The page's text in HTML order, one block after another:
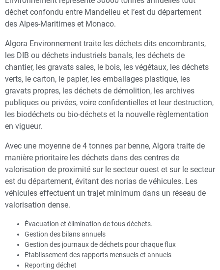
déchet confondu entre Mandelieu et l’est du département
des Alpes-Maritimes et Monaco.
Algora Environnement traite les déchets dits encombrants,
les DIB ou déchets industriels banals, les déchets de
chantier, les gravats sales, le bois, les végétaux, les déchets
verts, le carton, le papier, les emballages plastique, les
gravats propres, les déchets de démolition, les archives
publiques ou privées, voire confidentielles et leur destruction,
les biodéchets ou bio-déchets et la nouvelle règlementation
en vigueur.
Avec une moyenne de 4 tonnes par benne, Algora traite de
manière prioritaire les déchets dans des centres de
valorisation de proximité sur le secteur ouest et sur le secteur
est du département, évitant des norias de véhicules. Les
véhicules effectuent un trajet minimum dans un réseau de
valorisation dense.
Évacuation et élimination de tous déchets.
Gestion des bilans annuels
Gestion des journaux de déchets pour chaque flux
Etablissement des rapports mensuels et annuels
Reporting déchet